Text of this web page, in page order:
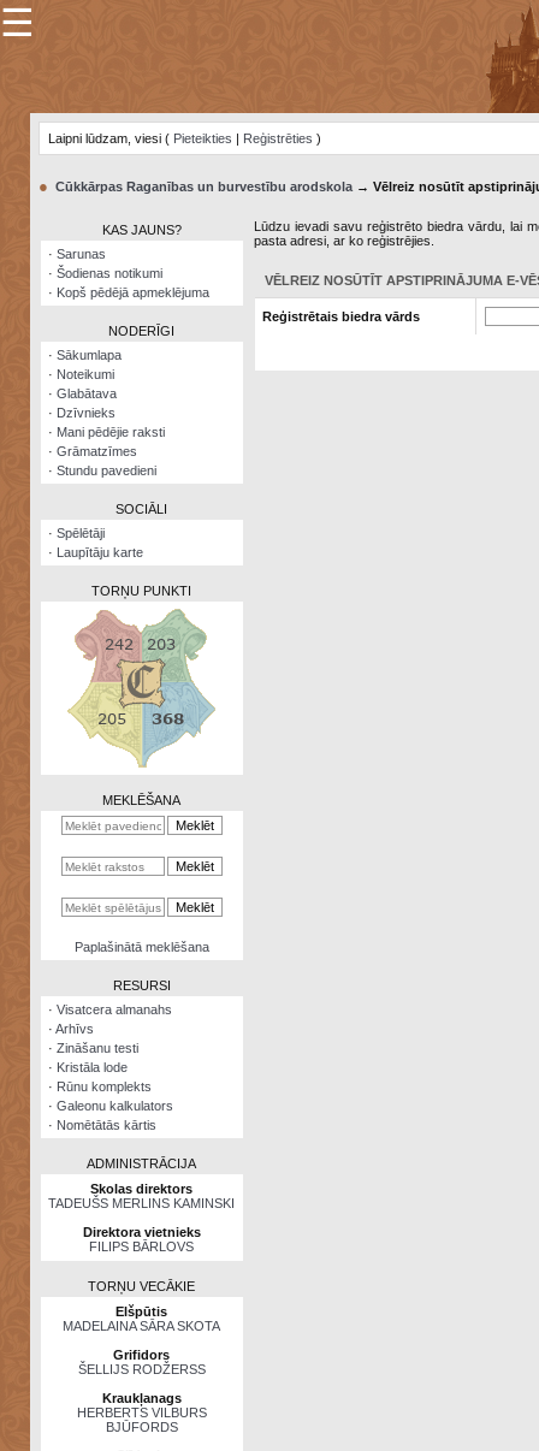
×
Šodienas
notikumi
Visatcera
almanahs
Arhīvs
Zināšanu
kalkulators
Nomētātās
☰
Laipni lūdzam, viesi ( Pieteikties | Reģistrēties )
● Cūkkārpas Raganības un burvestību arodskola→ Vēlreiz nosūtīt
KAS JAUNS?
· Sarunas
· Šodienas notikumi
· Kopš pēdējā apmeklējuma
NODERĪGI
· Sākumlapa
· Noteikumi
· Glabātava
· Dzīvnieks
· Mani pēdējie raksti
· Grāmatzīmes
· Stundu pavedieni
SOCIĀLI
· Spēlētāji
· Laupītāju karte
TORŅU PUNKTI
MEKLĒŠANA
Paplašinātā meklēšana
RESURSI
· Visatcera almanahs
· Arhīvs
· Zināšanu testi
· Kristāla lode
· Rūnu komplekts
· Galeonu kalkulators
· Nomētātās kārtis
ADMINISTRĀCIJA
Skolas direktors
TADEUŠS MERLINS KAMINSKI
Direktora vietnieks
FILIPS BĀRLOVS
TORŅU VECĀKIE
Elšpūtis
MADELAINA SĀRA SKOTA
Grifidors
ŠELLIJS RODŽERSS
Kraukļanags
HERBERTS VILBURS
BJŪFORDS
Lūdzu ievadi savu reģistrēto biedra vārdu, lai
pasta adresi, ar ko reģistrējies.
VĒLREIZ NOSŪTĪT APSTIPRINĀJUMA E-
Reģistrētais biedra vārds